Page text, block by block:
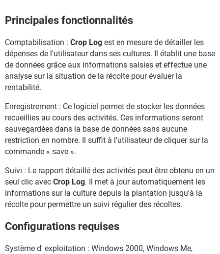
Principales fonctionnalités
Comptabilisation : Crop Log est en mesure de détailler les
dépenses de l'utilisateur dans ses cultures. Il établit une base
de données grâce aux informations saisies et effectue une
analyse sur la situation de la récolte pour évaluer la
rentabilité.
Enregistrement : Ce logiciel permet de stocker les données
recueillies au cours des activités. Ces informations seront
sauvegardées dans la base de données sans aucune
restriction en nombre. Il suffit à l'utilisateur de cliquer sur la
commande « save ».
Suivi : Le rapport détaillé des activités peut être obtenu en un
seul clic avec Crop Log. Il met à jour automatiquement les
informations sur la culture depuis la plantation jusqu'à la
récolte pour permettre un suivi régulier des récoltes.
Configurations requises
Système d' exploitation : Windows 2000, Windows Me,